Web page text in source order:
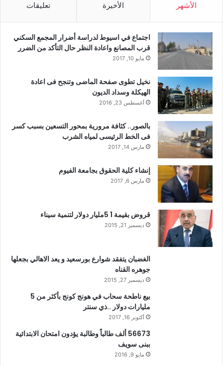
الأشهر الأخيرة تعليقات
اجتماع في اسيوط لدراسة أضرار المجمع السكني
قرب المصانع واعادة النظر حال التأكد من الضرر
مايو 10, 2017
نخيل تطوى صفحة الماضى وتنجح فى اعادة
الهيكلة وسداد الديون
أغسطس 23, 2016
بالصور.. كثافة مرورية بمحور التسعين بسبب كسر
فى الخط الرئيسى لمياه الشرب
مارس 14, 2017
إنشاء كلية الحقوق بجامعة الفيوم
مارس 6, 2017
قروض بقيمة 1 5مليار دولار لتنمية سيناء
ديسمبر 21, 2015
الغضبان يتفقد شوارع بورسعيد و يعد الاهالي بجعلها
جوهره القناه
ديسمبر 27, 2015
بيع ناطحة سحاب في هونج كونج بأكثر من 5
مليارات دولار ..ذي سنتر
أكتوبر 16, 2017
56673 ألف طالباً وطالبة يؤدون امتحان الابتدائية
ببنى سويف
مايو 9, 2016